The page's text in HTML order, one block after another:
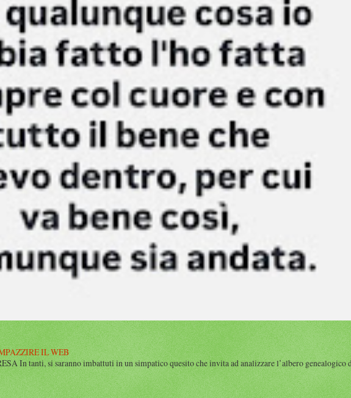
IL WEB
In tanti, si saranno imbattuti in un simpatico quesito che invita ad analizzare l’albero genealogico